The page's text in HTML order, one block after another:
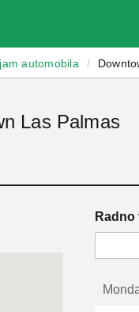
automobila /
Las Palmas